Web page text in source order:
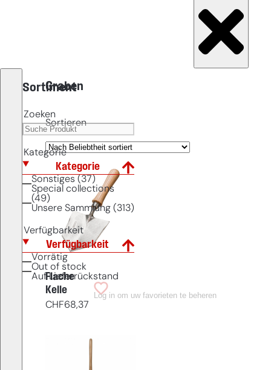
Sortiment
Zoeken
Kategorie
Kategorie
Sonstiges (37)
Special collections
(49)
Unsere Sammlung (313)
Verfügbarkeit
Verfügbarkeit
Vorrätig
Out of stock
Auf Lieferrückstand
Graben
Sortieren
Flache
Kelle
CHF68,37
Log in om uw favorieten te beheren